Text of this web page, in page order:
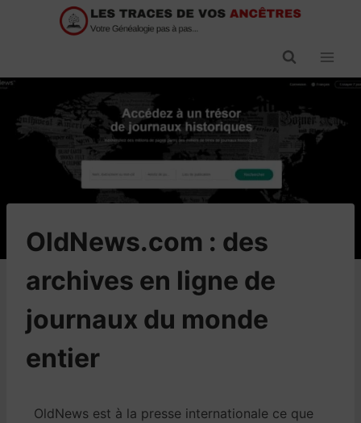
OldNews.com : des
archives en ligne de
journaux du monde
entier
OldNews est à la presse internationale ce que